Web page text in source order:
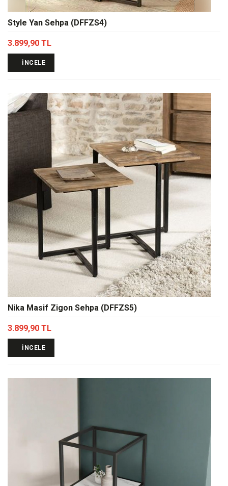
Style Yan Sehpa (DFFZS4)
3.899,90 TL
İNCELE
Nika Masif Zigon Sehpa (DFFZS5)
3.899,90 TL
İNCELE